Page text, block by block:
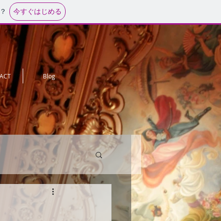
今すぐはじめる
Blog